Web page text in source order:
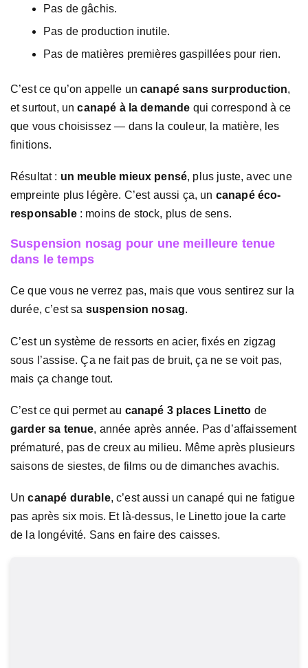
Pas de gâchis.
Pas de production inutile.
Pas de matières premières gaspillées pour rien.
C’est ce qu’on appelle uncanapé sans surproduction,
et surtout, uncanapé à la demande qui correspond à ce
que vous choisissez — dans la couleur, la matière, les
finitions.
Résultat : un meuble mieux pensé, plus juste, avec une
empreinte plus légère. C’est aussi ça, un canapé éco-
responsable: moins de stock, plus de sens.
Suspension nosag pour une meilleure tenue
dans le temps
Ce que vous ne verrez pas, mais que vous sentirez sur la
durée, c’est sa suspension nosag.
C’est un système de ressorts en acier, fixés en zigzag
sous l’assise. Ça ne fait pas de bruit, ça ne se voit pas,
mais ça change tout.
C’est ce qui permet au canapé 3 places Linetto de
garder sa tenue, année après année. Pas d’affaissement
prématuré, pas de creux au milieu. Même après plusieurs
saisons de siestes, de films ou de dimanches avachis.
Uncanapé durable, c’est aussi un canapé qui ne fatigue
pas après six mois. Et là-dessus, le Linetto joue la carte
de la longévité. Sans en faire des caisses.